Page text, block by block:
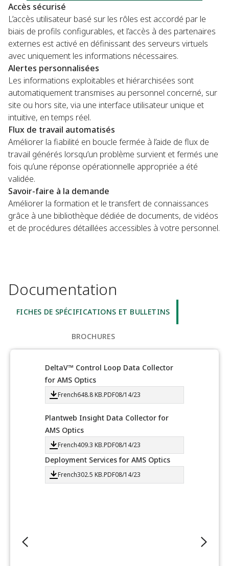
Accès sécurisé
L’accès utilisateur basé sur les rôles est accordé par le
biais de profils configurables, et l’accès à des partenaires
externes est activé en définissant des serveurs virtuels
avec uniquement les informations nécessaires.
Alertes personnalisées
Les informations exploitables et hiérarchisées sont
automatiquement transmises au personnel concerné, sur
site ou hors site, via une interface utilisateur unique et
intuitive, en temps réel.
Flux de travail automatisés
Améliorer la fiabilité en boucle fermée à l’aide de flux de
travail générés lorsqu’un problème survient et fermés une
fois qu’une réponse opérationnelle appropriée a été
validée.
Savoir-faire à la demande
Améliorer la formation et le transfert de connaissances
grâce à une bibliothèque dédiée de documents, de vidéos
et de procédures détaillées accessibles à votre personnel.
Documentation
FICHES DE SPÉCIFICATIONS ET BULLETINS
BROCHURES
DeltaV™ Control Loop Data Collector
for AMS Optics
French648.8 KB.PDF08/14/23
Plantweb Insight Data Collector for
AMS Optics
French409.3 KB.PDF08/14/23
Deployment Services for AMS Optics
French302.5 KB.PDF08/14/23